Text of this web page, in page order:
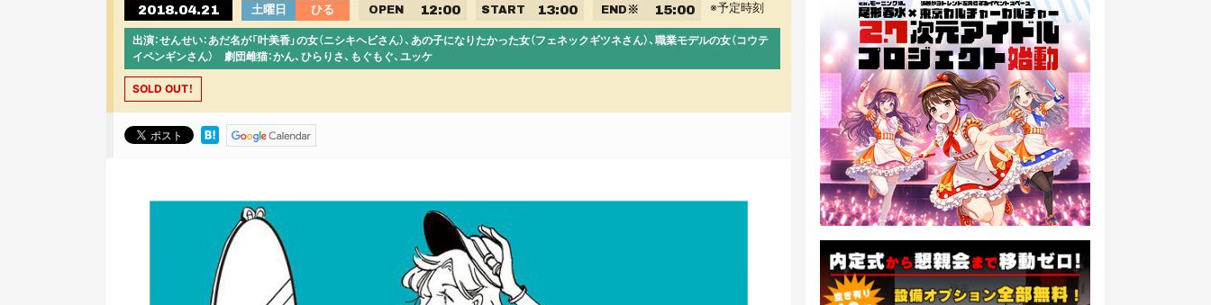
2018.04.21 土曜日 ひる OPEN 12:00 START 13:00 END ※ 15:00 ※予定時刻
出演：せんせい：あだ名が「叶美香」の女（ニシキヘビさん）、あの子になりたかった女（フェネックギツネさん）、職業モデルの女（コウテ
イペンギンさん） 劇団雌猫：かん、ひらりさ、もぐもぐ、ユッケ
SOLD OUT！